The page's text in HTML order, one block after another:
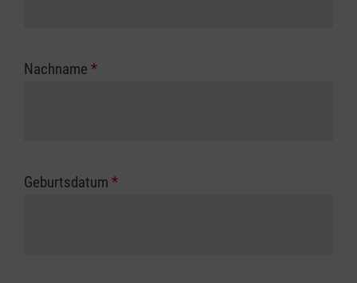
Nachname *
Geburtsdatum *